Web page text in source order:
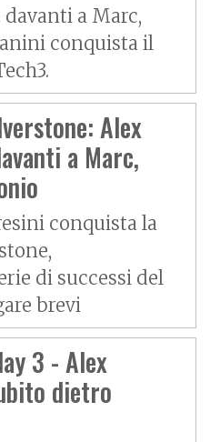
a Marc,
conquista il
Alex
a Marc,
conquista la
di successi del
brevi
3 - Alex
dietro